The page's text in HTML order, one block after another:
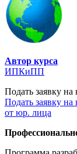
Автор курса
ИПКиПП
Подать заявку на
Подать заявку на
от юр. лица